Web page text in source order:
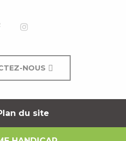
NOUS
du site